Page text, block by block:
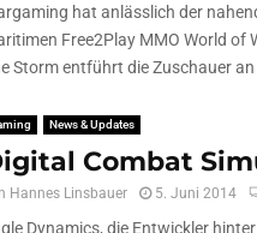
hat anlässlich der
Free2Play MMO World of
Storm entführt die Zuschauer an
News & Updates
Combat
Hannes Linsbauer 5. Juni 2014
Dynamics, die Entwickler